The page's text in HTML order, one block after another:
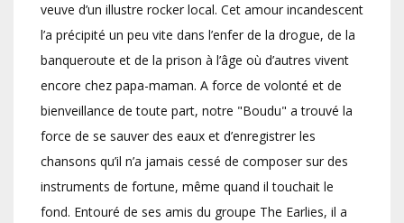
veuve d’un illustre rocker local. Cet amour incandescent
l’a précipité un peu vite dans l’enfer de la drogue, de la
banqueroute et de la prison à l’âge où d’autres vivent
encore chez papa-maman. A force de volonté et de
bienveillance de toute part, notre "Boudu" a trouvé la
force de se sauver des eaux et d’enregistrer les
chansons qu’il n’a jamais cessé de composer sur des
instruments de fortune, même quand il touchait le
fond. Entouré de ses amis du groupe The Earlies, il a